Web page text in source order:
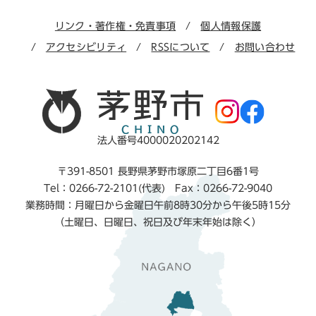
リンク・著作権・免責事項 個人情報保護
アクセシビリティ RSSについて お問い合わせ
法人番号4000020202142
〒391-8501 長野県茅野市塚原二丁目6番1号
Tel：0266-72-2101(代表) Fax：0266-72-9040
業務時間：月曜日から金曜日午前8時30分から午後5時15分
（土曜日、日曜日、祝日及び年末年始は除く）